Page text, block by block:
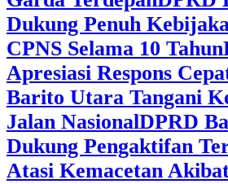
Dukung Penuh
CPNS Selama 10 Tahun
Apresiasi Respons
Barito Utara Tangani
Jalan NasionalDPRD
Dukung Pengaktifan
Atasi Kemacetan